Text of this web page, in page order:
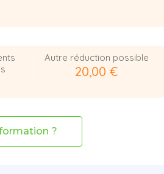
Autre réduction possible
20,00 €
?